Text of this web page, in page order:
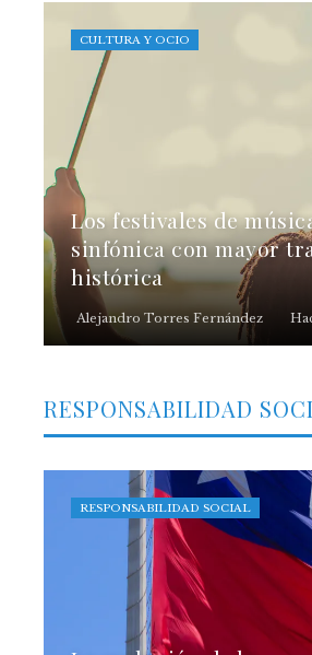
CULTURA Y OCIO
Los festivales de
sinfónica con mayor
histórica
Alejandro Torres Fernández
RESPONSABILIDAD
RESPONSABILIDAD SOCIAL